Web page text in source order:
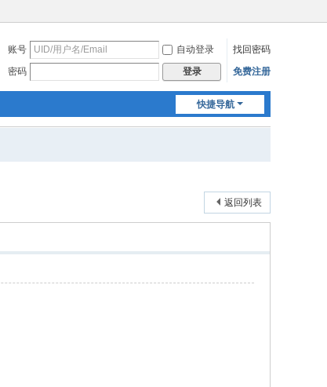
账号 自动登录
找回密码
密码
登录 免费注册
快捷导航
返回列表